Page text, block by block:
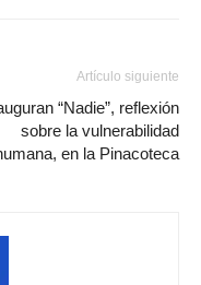
Artículo siguiente
“Nadie”, reflexión
sobre la vulnerabilidad
en la Pinacoteca